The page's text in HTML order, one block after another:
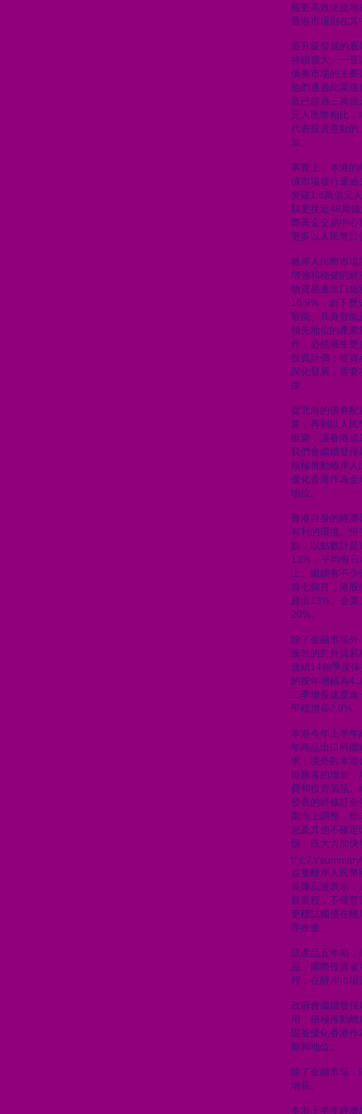
能更高效便捷地
香港市場則在其
這升級發展的
持續擴大。一直
債券市場的主要
他們通過此渠
底已超過三萬
元人民幣相比
代表投資意欲的
加。
事實上，本港的
債市場發行量過
突破1.6萬億元
額更接近48萬
際黃金交易中
更多以人民幣計
離岸人民幣市場
增強和穩健的經
物貿易進出口
16.9%，創下歷
智能、具身智
領先地位的產業
作，必然催生更
投資計價；從資
深化發展，需要
撐。
從北向的債券配
算，再到以人民
匯聚，讓香港
我們會繼續發揮
積極推動離岸人
優化香港作為全
地位。
香港自身的經濟
有利的環境。
點，以點數計
13%，平均每
上。繼續有不
首七個月，港股
超出13%。企
20%。
除了金融市場
蓬勃的對外貿易
連續14個季度
的按年增幅為
二季增長速度
平穩增長2.9%。
本港今年上半
年商品出口料繼
求；境外對本港
港旅客的增加，
費和投資氣氛
發表的經修訂全
圍向上調整，
息及其他不確定
惕，既大力加快
首隻離岸人民幣
長陳茂波表示，
新里程，不僅
更標誌國債在
序推進。
該產品五年期，
品，國際投資者
程，在離岸市場
政府會繼續發揮
用，積極推動
固並優化香港
能和地位。
除了金融市場
增長。
本港上半年經